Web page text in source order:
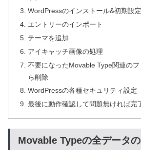
WordPressのインストール&初期設定
エントリーのインポート
テーマを追加
アイキャッチ画像の処理
不要になったMovable Type関連の
ら削除
WordPressの各種セキュリティ設定
最後に動作確認して問題無ければ完
Movable Typeの全データ